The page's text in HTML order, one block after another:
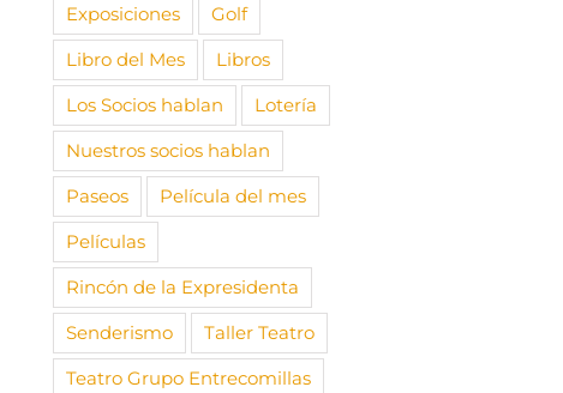
Exposiciones
Golf
Libro del Mes
Libros
Los Socios hablan
Lotería
Nuestros socios hablan
Paseos
Película del mes
Películas
Rincón de la Expresidenta
Senderismo
Taller Teatro
Teatro Grupo Entrecomillas